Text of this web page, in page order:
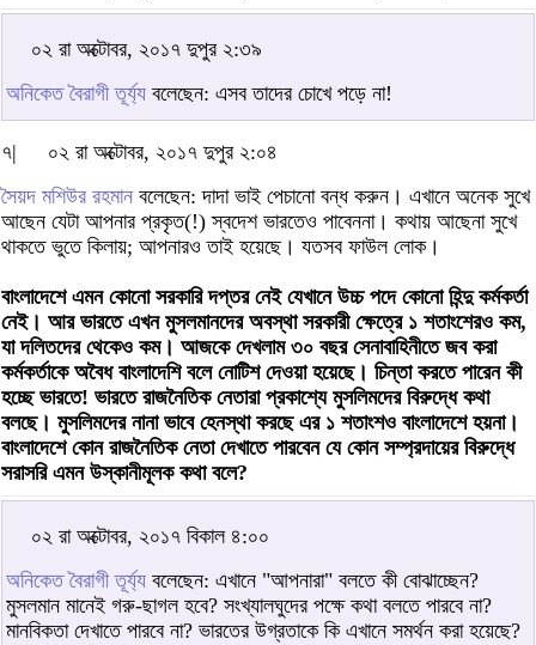
০২ রা অক্টোবর, ২০১৭ দুপুর ২:৩৯
অনিকেত বৈরাগী তূর্য্য বলেছেন: এসব তাদের চোখে পড়ে না!
৭|
০২ রা অক্টোবর, ২০১৭ দুপুর ২:০৪
সৈয়দ মশিউর রহমান বলেছেন: দাদা ভাই পেচানো বন্ধ করুন। এখানে অনেক সুখে
আছেন যেটা আপনার প্রকৃত(!) স্বদেশ ভারতেও পাবেননা। কথায় আছেনা সুখে
থাকতে ভুতে কিলায়; আপনারও তাই হয়েছে। যতসব ফাউল লোক।
বাংলাদেশে এমন কোনো সরকারি দপ্তর নেই যেখানে উচ্চ পদে কোনো হিন্দু কর্মকর্তা
নেই। আর ভারতে এখন মুসলমানদের অবস্থা সরকারী ক্ষেত্রে ১ শতাংশেরও কম,
যা দলিতদের থেকেও কম। আজকে দেখলাম ৩০ বছর সেনাবাহিনীতে জব করা
কর্মকর্তাকে অবৈধ বাংলাদেশি বলে নোটিশ দেওয়া হয়েছে। চিন্তা করতে পারেন কী
হচ্ছে ভারতে! ভারতে রাজনৈতিক নেতারা প্রকাশ্যে মুসলিমদের বিরুদ্ধে কথা
বলছে। মুসলিমদের নানা ভাবে হেনস্থা করছে এর ১ শতাংশও বাংলাদেশে হয়না।
বাংলাদেশে কোন রাজনৈতিক নেতা দেখাতে পারবেন যে কোন সম্প্রদায়ের বিরুদ্ধে
সরাসরি এমন উস্কানীমূলক কথা বলে?
০২ রা অক্টোবর, ২০১৭ বিকাল ৪:০০
অনিকেত বৈরাগী তূর্য্য বলেছেন: এখানে "আপনারা" বলতে কী বোঝাচ্ছেন?
মুসলমান মানেই গরু-ছাগল হবে? সংখ্যালঘুদের পক্ষে কথা বলতে পারবে না?
মানবিকতা দেখাতে পারবে না? ভারতের উগ্রতাকে কি এখানে সমর্থন করা হয়েছে?